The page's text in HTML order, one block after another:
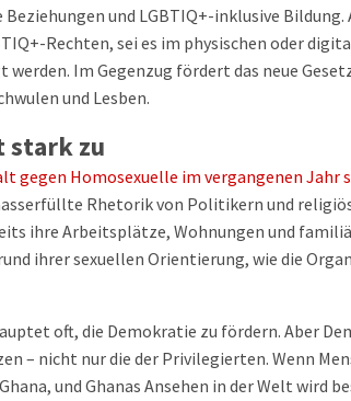
und LGBTIQ+-inklusive Bildung.
Rechten, sei es im physischen oder
Im Gegenzug fördert das neue
und Lesben.
stark zu
gegen Homosexuelle im vergangenen Jahr
Rhetorik von Politikern und
ihre Arbeitsplätze, Wohnungen und
ihrer sexuellen Orientierung, wie die
oft, die Demokratie zu fördern. Aber
– nicht nur die der Privilegierten. Wenn
und Ghanas Ansehen in der Welt wird